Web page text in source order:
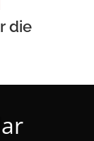
die